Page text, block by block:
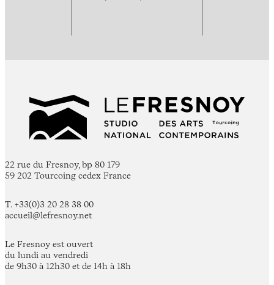
22 rue du Fresnoy, bp 80 179
59 202 Tourcoing cedex France
T. +33(0)3 20 28 38 00
accueil@lefresnoy.net
Le Fresnoy est ouvert
du lundi au vendredi
de 9h30 à 12h30 et de 14h à 18h